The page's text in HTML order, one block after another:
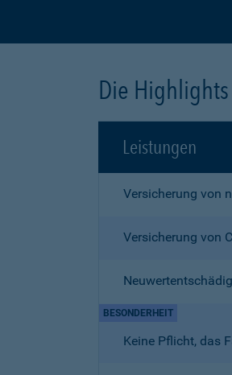
Die
Leistungen
Versicherung von
Versicherung von
Keine Pflicht, das
BESONDERHEIT